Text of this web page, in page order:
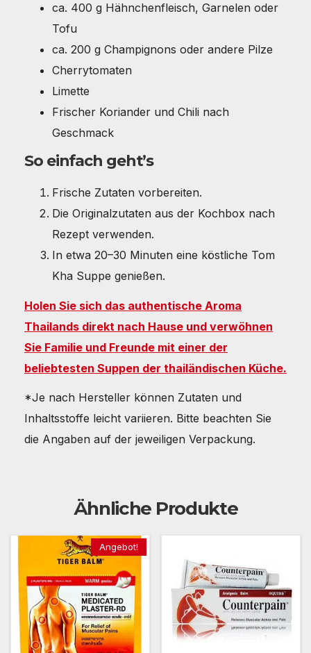
ca. 400 g Hähnchenfleisch, Garnelen oder
Tofu
ca. 200 g Champignons oder andere Pilze
Cherrytomaten
Limette
Frischer Koriander und Chili nach
Geschmack
So einfach geht’s
Frische Zutaten vorbereiten.
Die Originalzutaten aus der Kochbox nach
Rezept verwenden.
In etwa 20–30 Minuten eine köstliche Tom
Kha Suppe genießen.
Holen Sie sich das authentische Aroma
Thailands direkt nach Hause und verwöhnen
Sie Familie und Freunde mit einer der
beliebtesten Suppen der thailändischen Küche.
*Je nach Hersteller können Zutaten und
Inhaltsstoffe leicht variieren. Bitte beachten Sie
die Angaben auf der jeweiligen Verpackung.
Ähnliche Produkte
Angebot!